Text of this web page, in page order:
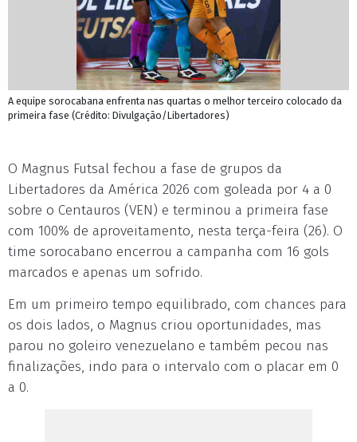
A equipe sorocabana enfrenta nas quartas o melhor terceiro colocado da
primeira fase (Crédito: Divulgação/Libertadores)
O Magnus Futsal fechou a fase de grupos da
Libertadores da América 2026 com goleada por 4 a 0
sobre o Centauros (VEN) e terminou a primeira fase
com 100% de aproveitamento, nesta terça-feira (26). O
time sorocabano encerrou a campanha com 16 gols
marcados e apenas um sofrido.
Em um primeiro tempo equilibrado, com chances para
os dois lados, o Magnus criou oportunidades, mas
parou no goleiro venezuelano e também pecou nas
finalizações, indo para o intervalo com o placar em 0
a 0.